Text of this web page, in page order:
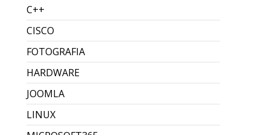
Lead (krótki wstęp) Od 1 lutego 2026 działa
produkcyjnie KSeF 2.0 – i nawet jeśli
obowiązek wystawiania e-faktur wchodzi
etapami, to odbieranie faktur z KSeF dotyczy
wszystkich firm, bo kontrahent może
wystawić dokument i “dostarczyć” g...
Dodane przez Dawid Sobieraj
Brak komentarzy